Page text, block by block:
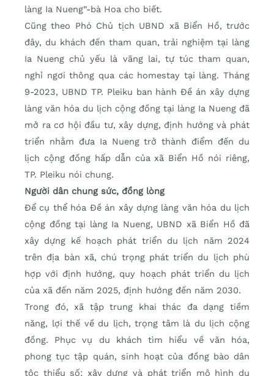
làng Ia Nueng”-bà Hoa cho biết.
Cũng theo Phó Chủ tịch UBND xã Biển Hồ, trước
đây, du khách đến tham quan, trải nghiệm tại làng
Ia Nueng chủ yếu là vãng lai, tự túc tham quan,
nghỉ ngơi thông qua các homestay tại làng. Tháng
9-2023, UBND TP. Pleiku ban hành Đề án xây dựng
làng văn hóa du lịch cộng đồng tại làng Ia Nueng đã
mở ra cơ hội đầu tư, xây dựng, định hướng và phát
triển nhằm đưa Ia Nueng trở thành điểm đến du
lịch cộng đồng hấp dẫn của xã Biển Hồ nói riêng,
TP. Pleiku nói chung.
Người dân chung sức, đồng lòng
Để cụ thể hóa Đề án xây dựng làng văn hóa du lịch
cộng đồng tại làng Ia Nueng, UBND xã Biển Hồ đã
xây dựng kế hoạch phát triển du lịch năm 2024
trên địa bàn xã, chú trọng phát triển du lịch phù
hợp với định hướng, quy hoạch phát triển du lịch
của xã đến năm 2025, định hướng đến năm 2030.
Trong đó, xã tập trung khai thác đa dạng tiềm
năng, lợi thế về du lịch, trọng tâm là du lịch cộng
đồng. Phục vụ du khách tìm hiểu về văn hóa,
phong tục tập quán, sinh hoạt của đồng bào dân
tộc thiểu số; xây dựng và phát triển mô hình du